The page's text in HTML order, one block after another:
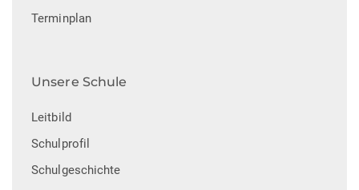
Terminplan
Unsere Schule
Leitbild
Schulprofil
Schulgeschichte